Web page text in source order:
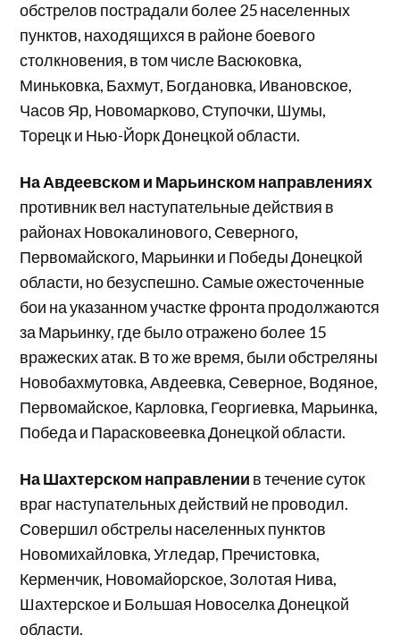
обстрелов пострадали более 25 населенных
пунктов, находящихся в районе боевого
столкновения, в том числе Васюковка,
Миньковка, Бахмут, Богдановка, Ивановское,
Часов Яр, Новомарково, Ступочки, Шумы,
Торецк и Нью-Йорк Донецкой области.
На Авдеевском и Марьинском направлениях
противник вел наступательные действия в
районах Новокалинового, Северного,
Первомайского, Марьинки и Победы Донецкой
области, но безуспешно. Самые ожесточенные
бои на указанном участке фронта продолжаются
за Марьинку, где было отражено более 15
вражеских атак. В то же время, были обстреляны
Новобахмутовка, Авдеевка, Северное, Водяное,
Первомайское, Карловка, Георгиевка, Марьинка,
Победа и Парасковеевка Донецкой области.
На Шахтерском направлении в течение суток
враг наступательных действий не проводил.
Совершил обстрелы населенных пунктов
Новомихайловка, Угледар, Пречистовка,
Керменчик, Новомайорское, Золотая Нива,
Шахтерское и Большая Новоселка Донецкой
области.